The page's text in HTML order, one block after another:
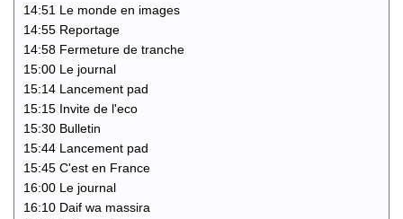
14:51 Le monde en images
14:55 Reportage
14:58 Fermeture de tranche
15:00 Le journal
15:14 Lancement pad
15:15 Invite de l'eco
15:30 Bulletin
15:44 Lancement pad
15:45 C'est en France
16:00 Le journal
16:10 Daif wa massira